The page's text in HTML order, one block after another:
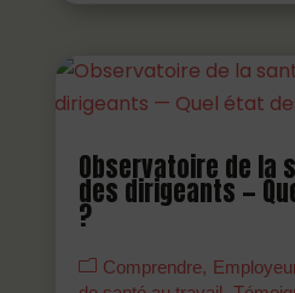
Observatoire de la
des dirigeants —
?
Comprendre